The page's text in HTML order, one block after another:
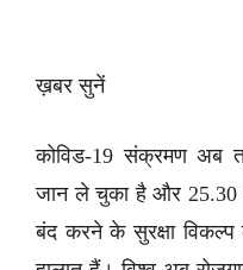
ख़बर सुनें
कोविड-19 संक्रमण अब
जान ले चुका है और 25.30
बंद करने के सुरक्षा